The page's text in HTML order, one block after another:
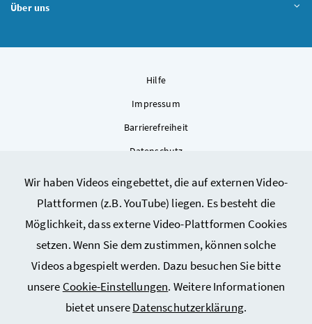
Wir haben Videos eingebettet, die auf externen Video-
Plattformen (z.B. YouTube) liegen. Es besteht die
Möglichkeit, dass externe Video-Plattformen Cookies
setzen. Wenn Sie dem zustimmen, können solche
Videos abgespielt werden. Dazu besuchen Sie bitte
unsere Cookie-Einstellungen. Weitere Informationen
bietet unsereDatenschutzerklärung.
Über uns
Hilfe
Impressum
Barrierefreiheit
Datenschutz
Sitemap
Cookie-Einstellungen